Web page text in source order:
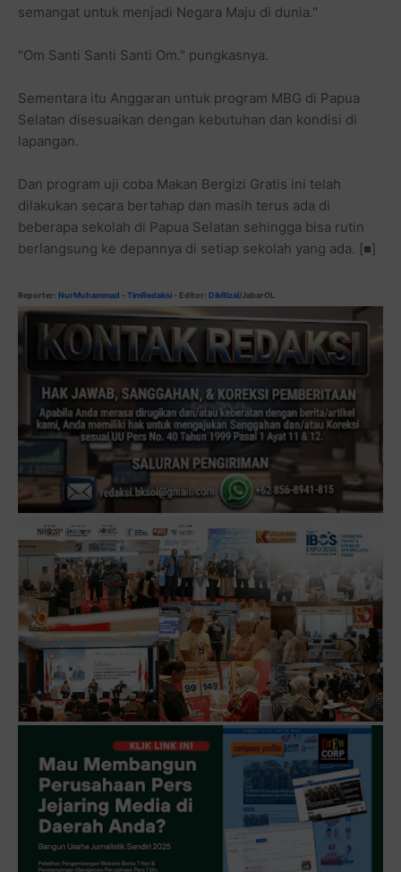
semangat untuk menjadi Negara Maju di dunia."
"Om Santi Santi Santi Om." pungkasnya.
Sementara itu Anggaran untuk program MBG di Papua
Selatan disesuaikan dengan kebutuhan dan kondisi di
lapangan.
Dan program uji coba Makan Bergizi Gratis ini telah
dilakukan secara bertahap dan masih terus ada di
beberapa sekolah di Papua Selatan sehingga bisa rutin
berlangsung ke depannya di setiap sekolah yang ada. [■]
Reporter: NurMuhammad -TimRedaksi - Editor: DikRizal/JabarOL